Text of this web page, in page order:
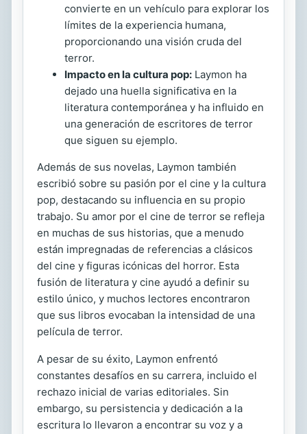
convierte en un vehículo para explorar los
límites de la experiencia humana,
proporcionando una visión cruda del
terror.
Impacto en la cultura pop: Laymon ha
dejado una huella significativa en la
literatura contemporánea y ha influido en
una generación de escritores de terror
que siguen su ejemplo.
Además de sus novelas, Laymon también
escribió sobre su pasión por el cine y la cultura
pop, destacando su influencia en su propio
trabajo. Su amor por el cine de terror se refleja
en muchas de sus historias, que a menudo
están impregnadas de referencias a clásicos
del cine y figuras icónicas del horror. Esta
fusión de literatura y cine ayudó a definir su
estilo único, y muchos lectores encontraron
que sus libros evocaban la intensidad de una
película de terror.
A pesar de su éxito, Laymon enfrentó
constantes desafíos en su carrera, incluido el
rechazo inicial de varias editoriales. Sin
embargo, su persistencia y dedicación a la
escritura lo llevaron a encontrar su voz y a